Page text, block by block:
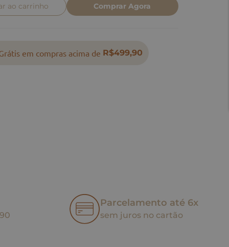
ao carrinho Comprar Agora
em compras acima de R$499,90
Parcelamento até 6x
sem juros no cartão